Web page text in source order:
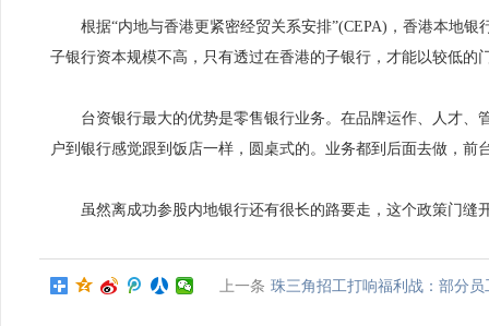
根据“内地与香港更紧密经贸关系安排”(CEPA)，香港本地银
子银行资本规模不高，只有透过在香港的子银行，才能以较低的
台资银行最大的优势是零售银行业务。在品牌运作、人才、
户到银行感觉跟到饭店一样，圆桌式的。业务都到后面去做，
虽然离成功参股内地银行还有很长的路要走，这个政策门缝
上一条 珠三角招工打响福利战：部分